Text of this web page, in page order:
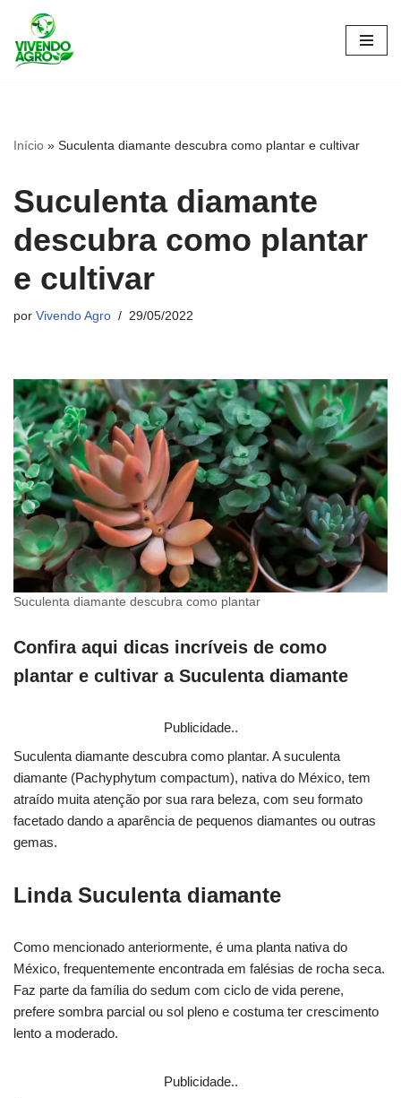
Pular
para
Início » Suculenta diamante descubra como plantar e cultivar
Suculenta diamante
descubra como plantar
e cultivar
por Vivendo Agro 29/05/2022
Suculenta diamante descubra como plantar
Confira aqui dicas incríveis de como
plantar e cultivar a Suculenta diamante
Publicidade..
Suculenta diamante descubra como plantar. A suculenta
diamante (Pachyphytum compactum), nativa do México, tem
atraído muita atenção por sua rara beleza, com seu formato
facetado dando a aparência de pequenos diamantes ou outras
gemas.
Linda Suculenta diamante
Como mencionado anteriormente, é uma planta nativa do
México, frequentemente encontrada em falésias de rocha seca.
Faz parte da família do sedum com ciclo de vida perene,
prefere sombra parcial ou sol pleno e costuma ter crescimento
lento a moderado.
Publicidade..